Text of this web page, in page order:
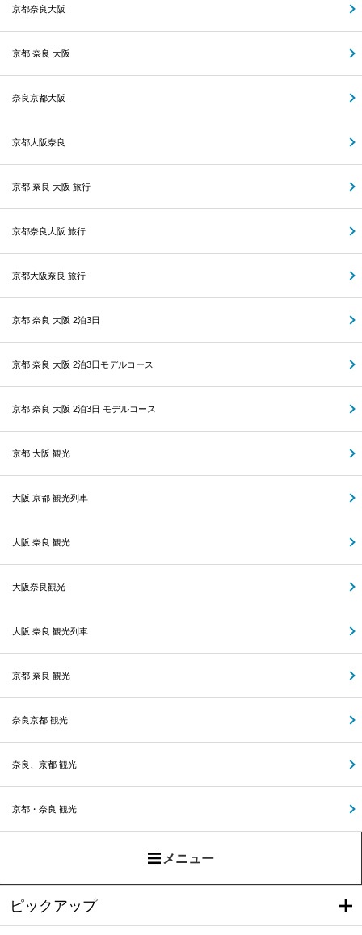
京都奈良大阪
京都 奈良 大阪
奈良京都大阪
京都大阪奈良
京都 奈良 大阪 旅行
京都奈良大阪 旅行
京都大阪奈良 旅行
京都 奈良 大阪 2泊3日
京都 奈良 大阪 2泊3日モデルコース
京都 奈良 大阪 2泊3日 モデルコース
京都 大阪 観光
大阪 京都 観光列車
大阪 奈良 観光
大阪奈良観光
大阪 奈良 観光列車
京都 奈良 観光
奈良京都 観光
奈良、京都 観光
京都・奈良 観光
メニュー
ピックアップ